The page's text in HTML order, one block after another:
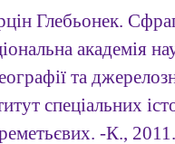
Глебьонек.
академія
та
спеціальних
-К.,